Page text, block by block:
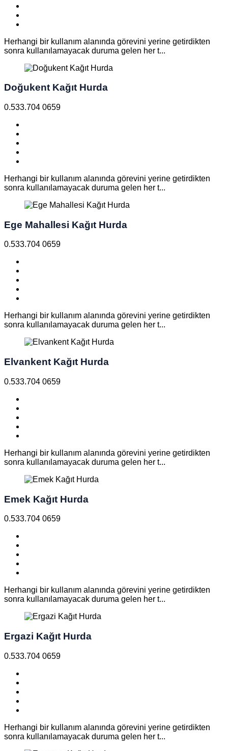
Herhangi bir kullanım alanında görevini yerine getirdikten
sonra kullanılamayacak duruma gelen her t...
Doğukent Kağıt Hurda
0.533.704 0659
Herhangi bir kullanım alanında görevini yerine getirdikten
sonra kullanılamayacak duruma gelen her t...
Ege Mahallesi Kağıt Hurda
0.533.704 0659
Herhangi bir kullanım alanında görevini yerine getirdikten
sonra kullanılamayacak duruma gelen her t...
Elvankent Kağıt Hurda
0.533.704 0659
Herhangi bir kullanım alanında görevini yerine getirdikten
sonra kullanılamayacak duruma gelen her t...
Emek Kağıt Hurda
0.533.704 0659
Herhangi bir kullanım alanında görevini yerine getirdikten
sonra kullanılamayacak duruma gelen her t...
Ergazi Kağıt Hurda
0.533.704 0659
Herhangi bir kullanım alanında görevini yerine getirdikten
sonra kullanılamayacak duruma gelen her t...